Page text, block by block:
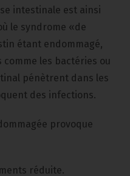
intestinale est ainsi
le syndrome «de
étant endommagé,
les bactéries ou
pénètrent dans les
des infections.
provoque
réduite.